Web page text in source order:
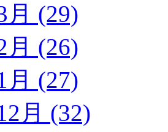
月 (29)
月 (26)
月 (27)
月 (32)